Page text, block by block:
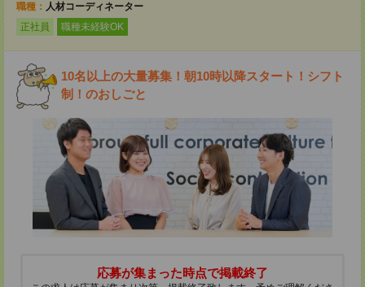
職種： 人材コーディネーター
正社員
職種未経験OK
10名以上の大量募集！朝10時以降スタート！シフト
制！のおしごと
応募が集まった時点で掲載終了